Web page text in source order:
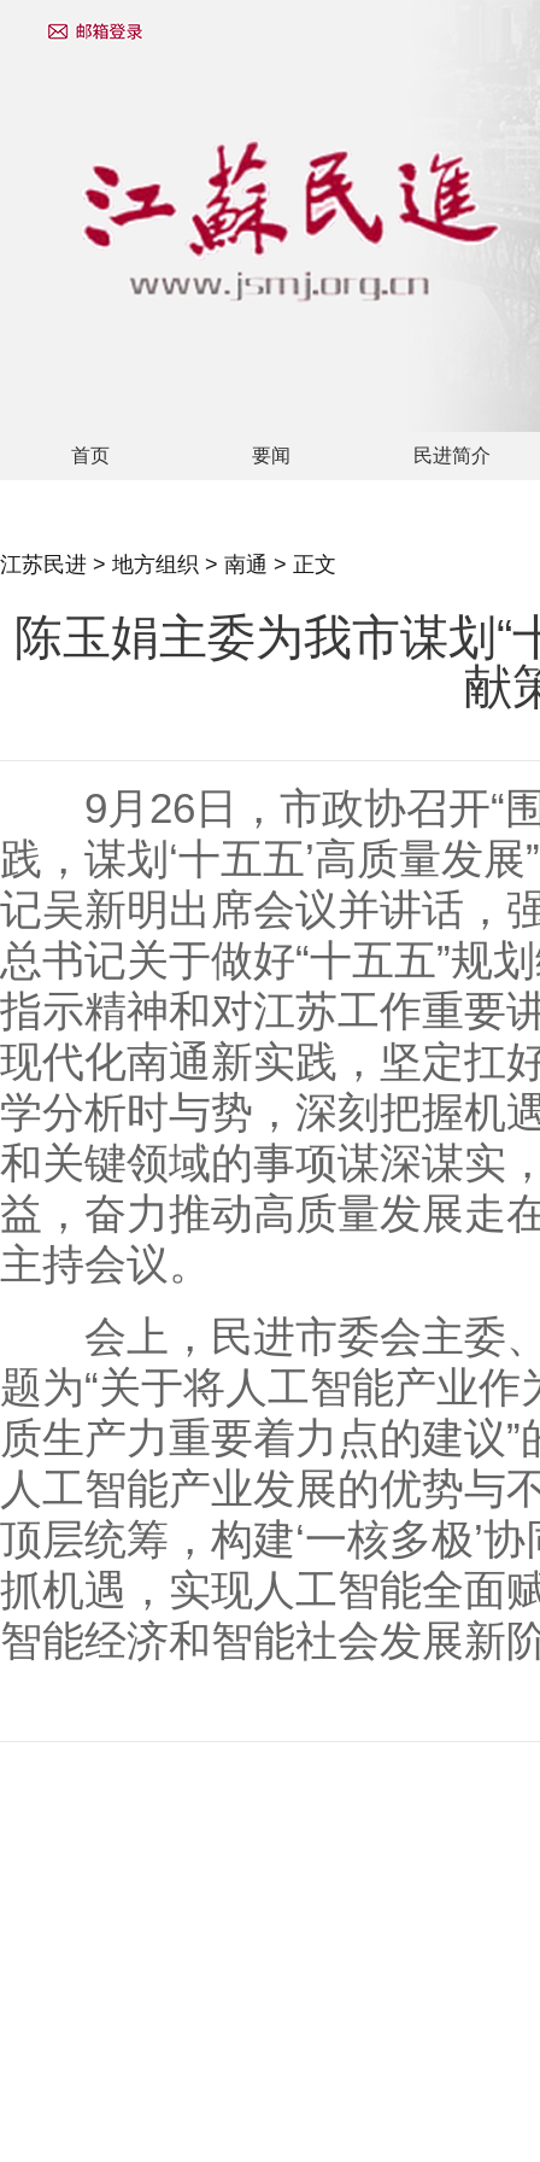
首页 要闻 民进简介
江苏民进 > 地方组织 > 南通 > 正文
陈玉娟主委为我市谋划“
献
9月26日，市政协召开“
践，谋划‘十五五’高质量发
记吴新明出席会议并讲话，
总书记关于做好“十五五”规
指示精神和对江苏工作重要
现代化南通新实践，坚定扛
学分析时与势，深刻把握机
和关键领域的事项谋深谋实
益，奋力推动高质量发展走
主持会议。
会上，民进市委会主委、
题为“关于将人工智能产业作
质生产力重要着力点的建议
人工智能产业发展的优势与
顶层统筹，构建‘一核多极’
抓机遇，实现人工智能全面
智能经济和智能社会发展新